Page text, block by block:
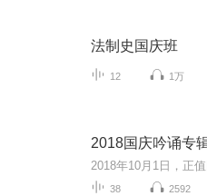
法制史国庆班
12 1万
2018国庆吟诵专
38 2592